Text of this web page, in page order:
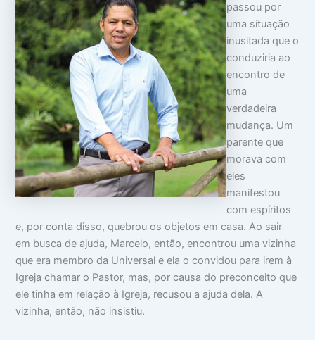
passou por
uma situação
inusitada que o
conduziria ao
encontro de
uma
verdadeira
mudança. Um
parente que
morava com
eles
manifestou
com espíritos
e, por conta disso, quebrou os objetos em casa. Ao sair
em busca de ajuda, Marcelo, então, encontrou uma vizinha
que era membro da Universal e ela o convidou para irem à
Igreja chamar o Pastor, mas, por causa do preconceito que
ele tinha em relação à Igreja, recusou a ajuda dela. A
vizinha, então, não insistiu.